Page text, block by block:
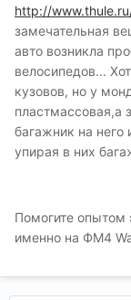
http://
замечательная
авто возникла
велосипедов...
кузовов, но у
пластмассовая,а
багажник на него
упирая в них
Помогите опытом
именно на ФМ4